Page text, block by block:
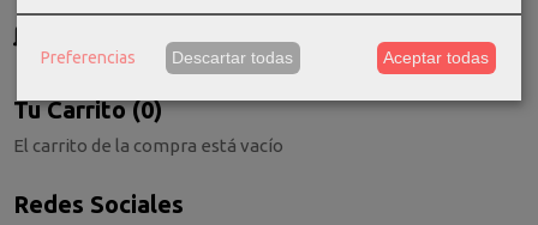
GRATIS *
Consultar Destinos
Tu Carrito (0)
El carrito de la compra está vacío
Redes Sociales
Preferencias Descartar todas Aceptar todas